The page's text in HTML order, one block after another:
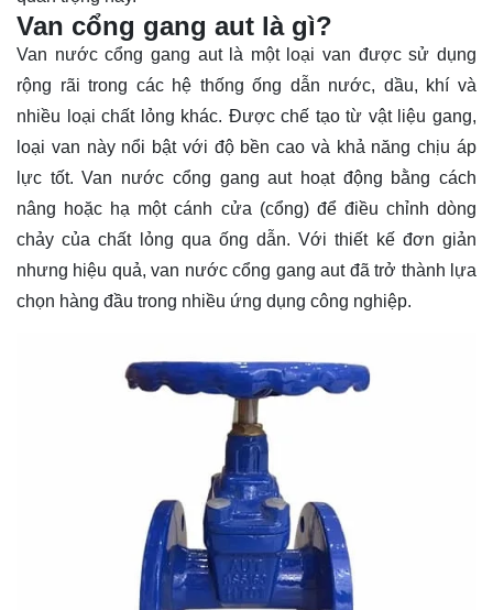
Van cổng gang aut là gì?
Van nước cổng gang aut là một loại van được sử dụng
rộng rãi trong các hệ thống ống dẫn nước, dầu, khí và
nhiều loại chất lỏng khác. Được chế tạo từ vật liệu gang,
loại van này nổi bật với độ bền cao và khả năng chịu áp
lực tốt. Van nước cổng gang aut hoạt động bằng cách
nâng hoặc hạ một cánh cửa (cổng) để điều chỉnh dòng
chảy của chất lỏng qua ống dẫn. Với thiết kế đơn giản
nhưng hiệu quả, van nước cổng gang aut đã trở thành lựa
chọn hàng đầu trong nhiều ứng dụng công nghiệp.